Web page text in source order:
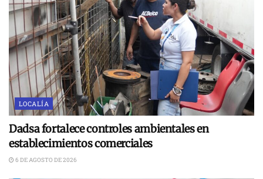
LOCALÍA
Dadsa fortalece controles ambientales en
establecimientos comerciales
6 DE AGOSTO DE 2026